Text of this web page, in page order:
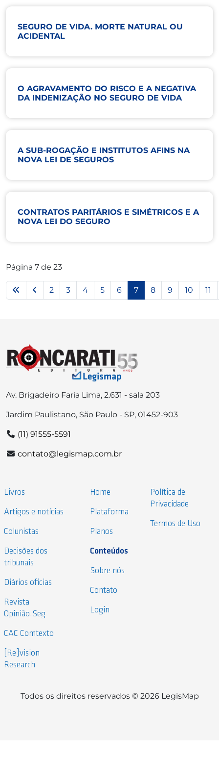
SEGURO DE VIDA. MORTE NATURAL OU
ACIDENTAL
O AGRAVAMENTO DO RISCO E A NEGATIVA
DA INDENIZAÇÃO NO SEGURO DE VIDA
A SUB-ROGAÇÃO E INSTITUTOS AFINS NA
NOVA LEI DE SEGUROS
CONTRATOS PARITÁRIOS E SIMÉTRICOS E A
NOVA LEI DO SEGURO
Página 7 de 23
2 3 4 5 6 7 8 9 10 11
Av. Brigadeiro Faria Lima, 2.631 - sala 203
Jardim Paulistano, São Paulo - SP, 01452-903
(11) 91555-5591
contato@legismap.com.br
Livros
Artigos e notícias
Colunistas
Decisões dos
tribunais
Diários oficias
Revista
Opinião.Seg
CAC Comtexto
[Re]vision
Research
Home
Plataforma
Planos
Conteúdos
Sobre nós
Contato
Login
Política de
Privacidade
Termos de Uso
Todos os direitos reservados © 2026 LegisMap